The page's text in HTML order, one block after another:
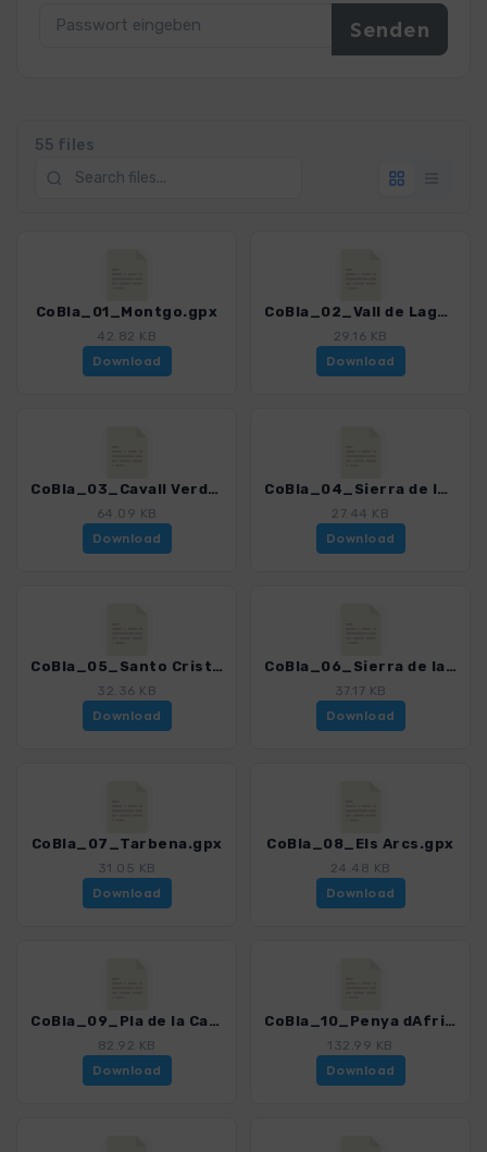
55 files
CoBla_01_Montgo.gpx
42.82 KB
Download
CoBla_02_Vall de Laguar.gpx
29.16 KB
Download
CoBla_03_Cavall Verd.gpx
64.09 KB
Download
CoBla_04_Sierra de la Forada.gpx
27.44 KB
Download
CoBla_05_Santo Cristo.gpx
32.36 KB
Download
CoBla_06_Sierra de la Safor.gpx
37.17 KB
Download
CoBla_07_Tarbena.gpx
31.05 KB
Download
CoBla_08_Els Arcs.gpx
24.48 KB
Download
CoBla_09_Pla de la Casa.gpx
82.92 KB
Download
CoBla_10_Penya dAfrica.gpx
132.99 KB
Download